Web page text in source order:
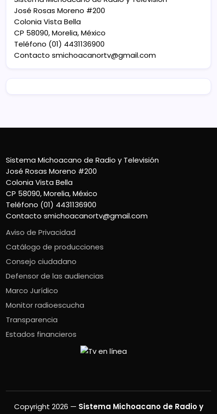
José Rosas Moreno #200
Colonia Vista Bella
CP 58090, Morelia, México
Teléfono (01) 4431136900
Contacto smichoacanortv@gmail.com
Sistema Michoacano de Radio y Televisión
José Rosas Moreno #200
Colonia Vista Bella
CP 58090, Morelia, México
Teléfono (01) 4431136900
Contacto smichoacanortv@gmail.com
Aviso de Privacidad
Catálogo de producciones
Consejo ciudadano
Defensor de las audiencias
Marco Jurídico
Monitor radioescucha
Transparencia
Estados financieros
Copyright 2026 — Sistema Michoacano de Radio y